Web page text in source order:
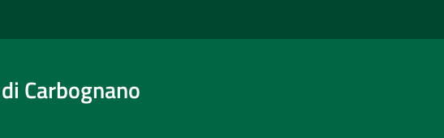
Carbognano